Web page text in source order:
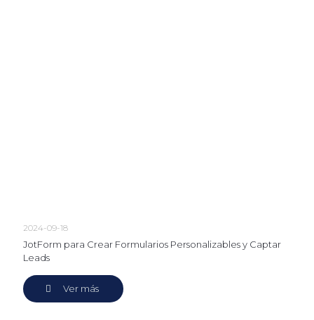
2024-09-18
JotForm para Crear Formularios Personalizables y Captar
Leads
Ver más